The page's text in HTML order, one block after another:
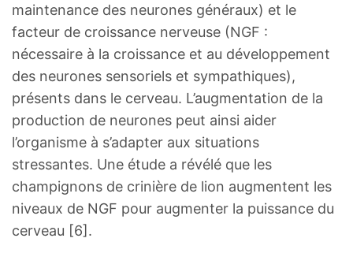
maintenance des neurones généraux) et le
facteur de croissance nerveuse (NGF :
nécessaire à la croissance et au développement
des neurones sensoriels et sympathiques),
présents dans le cerveau. L’augmentation de la
production de neurones peut ainsi aider
l’organisme à s’adapter aux situations
stressantes. Une étude a révélé que les
champignons de crinière de lion augmentent les
niveaux de NGF pour augmenter la puissance du
cerveau [6].